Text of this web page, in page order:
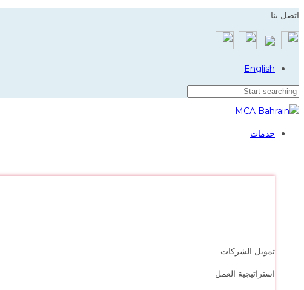
Skip
links
Skip
to
primary
Skip
to
content
اتصل بنا
English
خدمات
تمويل الشركات
استراتيجية العمل